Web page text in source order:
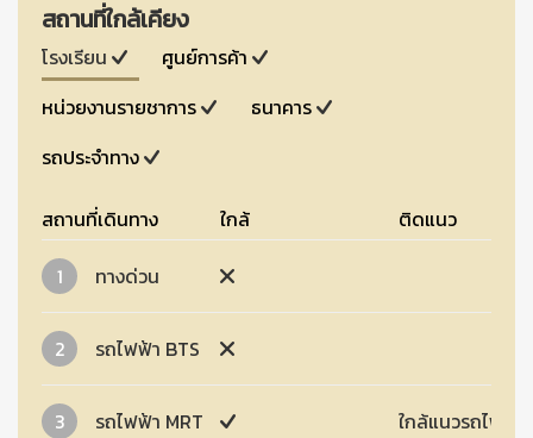
สถานที่ใกล้เคียง
โรงเรียน
ศูนย์การค้า
หน่วยงานรายชาการ
ธนาคาร
รถประจำทาง
สถานที่เดินทาง ใกล้
ติดแนว
1
ทางด่วน
2 รถไฟฟ้า BTS
3 รถไฟฟ้า MRT ใกล้แนวรถไฟฟ้า